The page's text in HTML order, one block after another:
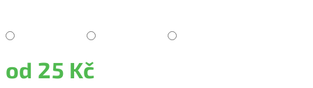
od 25 Kč